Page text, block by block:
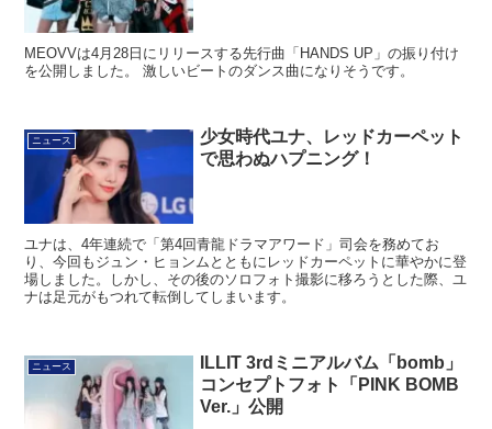
MEOVVは4月28日にリリースする先行曲「HANDS UP」の振り付け
を公開しました。 激しいビートのダンス曲になりそうです。
ニュース
少女時代ユナ、レッドカーペット
で思わぬハプニング！
ユナは、4年連続で「第4回青龍ドラマアワード」司会を務めてお
り、今回もジュン・ヒョンムとともにレッドカーペットに華やかに登
場しました。しかし、その後のソロフォト撮影に移ろうとした際、ユ
ナは足元がもつれて転倒してしまいます。
ニュース
ILLIT 3rdミニアルバム「bomb」
コンセプトフォト「PINK BOMB
Ver.」公開